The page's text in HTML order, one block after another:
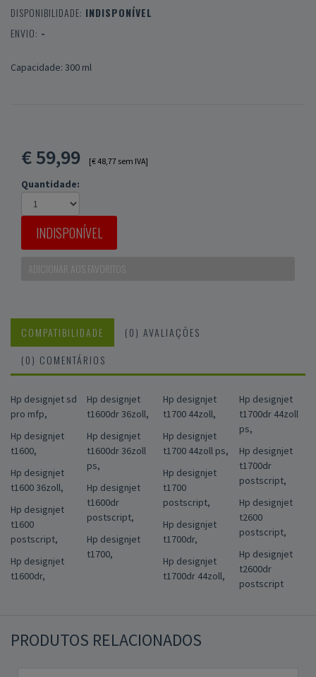
DISPONIBILIDADE: INDISPONÍVEL
ENVIO: -
Capacidade: 300 ml
€59,99 [€ 48,77 sem IVA]
Quantidade:
INDISPONÍVEL
ADICIONAR AOS FAVORITOS
COMPATIBILIDADE
(0) AVALIAÇÕES
(0) COMENTÁRIOS
Hp designjet sd
pro mfp,
Hp designjet
t1600,
Hp designjet
t1600 36zoll,
Hp designjet
t1600
postscript,
Hp designjet
t1600dr,
Hp designjet
t1600dr 36zoll,
Hp designjet
t1600dr 36zoll
ps,
Hp designjet
t1600dr
postscript,
Hp designjet
t1700,
Hp designjet
t1700 44zoll,
Hp designjet
t1700 44zoll ps,
Hp designjet
t1700
postscript,
Hp designjet
t1700dr,
Hp designjet
t1700dr 44zoll,
Hp designjet
t1700dr 44zoll
ps,
Hp designjet
t1700dr
postscript,
Hp designjet
t2600
postscript,
Hp designjet
t2600dr
postscript
PRODUTOS RELACIONADOS